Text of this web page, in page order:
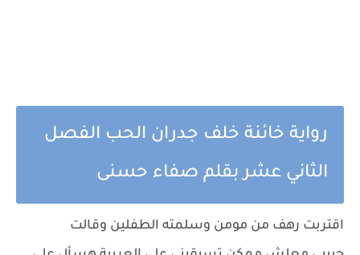
رواية خائنة خلف جدران الحب الفصل
الثاني عشر بقلم صفاء حسنى
اقتربت رهف من مومن وسلمته الطفلين وقالت